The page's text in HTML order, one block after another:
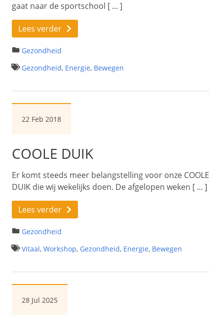
gaat naar de sportschool [ ... ]
Lees verder
Gezondheid
Gezondheid, Energie, Bewegen
22 Feb 2018
COOLE DUIK
Er komt steeds meer belangstelling voor onze COOLE
DUIK die wij wekelijks doen. De afgelopen weken [ ... ]
Lees verder
Gezondheid
Vitaal, Workshop, Gezondheid, Energie, Bewegen
28 Jul 2025